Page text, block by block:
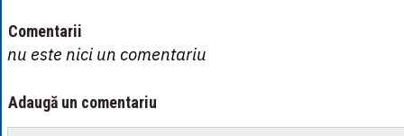
Comentarii
nu este nici un comentariu
Adaugă un comentariu